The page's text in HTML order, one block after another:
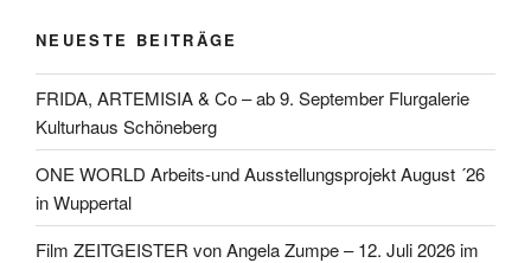
NEUESTE BEITRÄGE
FRIDA, ARTEMISIA & Co – ab 9. September Flurgalerie
Kulturhaus Schöneberg
ONE WORLD Arbeits-und Ausstellungsprojekt August ´26
in Wuppertal
Film ZEITGEISTER von Angela Zumpe – 12. Juli 2026 im